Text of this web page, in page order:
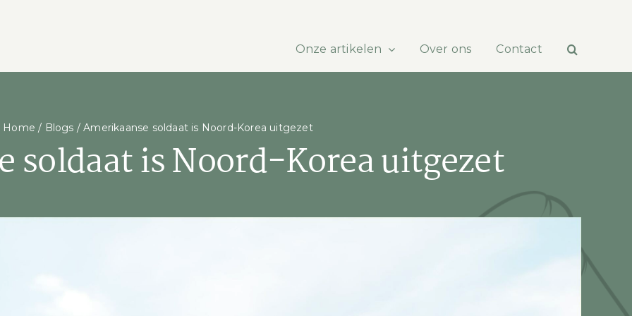
Onze artikelen Over ons Contact
Home / Blogs /Amerikaanse soldaat is Noord-Korea uitgezet
soldaat is Noord-Korea uitgezet